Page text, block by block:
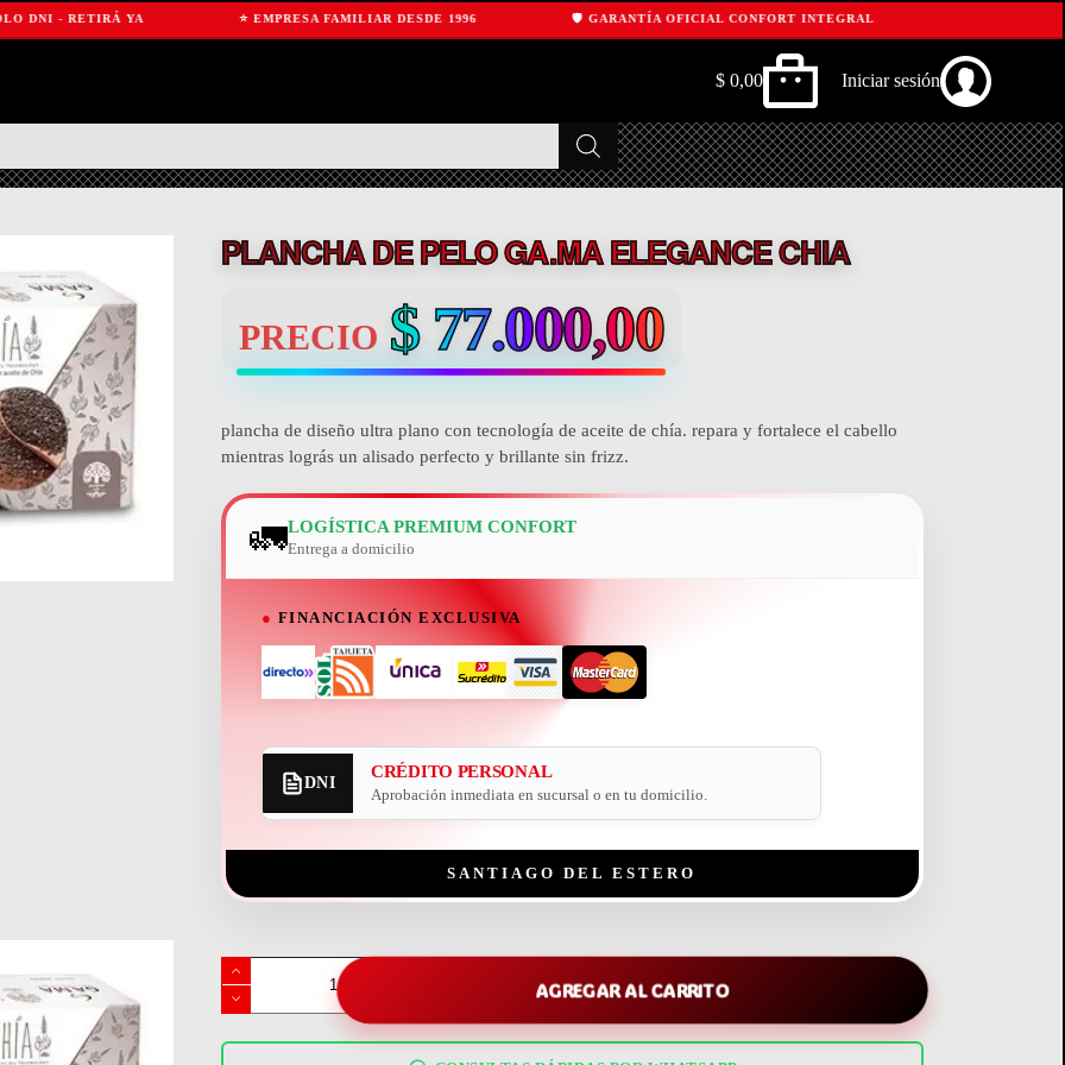
- RETIRÁ YA ⭐ EMPRESA FAMILIAR DESDE 1996 🛡️ GARANTÍA OFICIAL CONFORT INTEGRAL
Shopping
$ 0,00 Iniciar sesión
PLANCHA DE PELO GA.MA ELEGANCE CHIA
PRECIO $77.000,00
plancha de diseño ultra plano con tecnología de aceite de chía. repara y fortalece el cabello
mientras lográs un alisado perfecto y brillante sin frizz.
🚛LOGÍSTICA PREMIUM CONFORT
Entrega a domicilio
● FINANCIACIÓN EXCLUSIVA
DNI
CRÉDITO PERSONAL
Aprobación inmediata en sucursal o en tu domicilio.
SANTIAGO DEL ESTERO
plancha
de
pelo
elegance
AGREGAR AL CARRITO